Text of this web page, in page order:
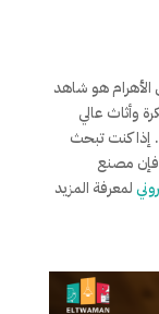
هو شاهد
وأثاث عالي
إذا كنت تبحث
فإن مصنع
لمعرفة المزيد